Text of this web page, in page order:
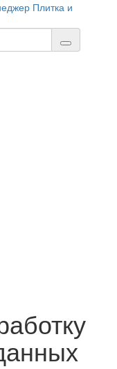
Плитка и